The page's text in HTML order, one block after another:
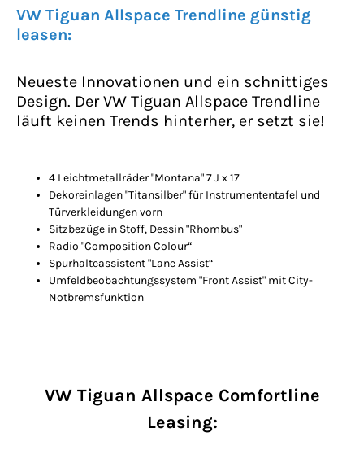
VW Tiguan Allspace Trendline günstig
leasen:
Neueste Innovationen und ein schnittiges
Design. Der VW Tiguan Allspace Trendline
läuft keinen Trends hinterher, er setzt sie!
4 Leichtmetallräder "Montana" 7 J x 17
Dekoreinlagen "Titansilber" für Instrumententafel und
Türverkleidungen vorn
Sitzbezüge in Stoff, Dessin "Rhombus"
Radio "Composition Colour“
Spurhalteassistent "Lane Assist“
Umfeldbeobachtungssystem "Front Assist" mit City-
Notbremsfunktion
VW Tiguan Allspace Comfortline
Leasing: